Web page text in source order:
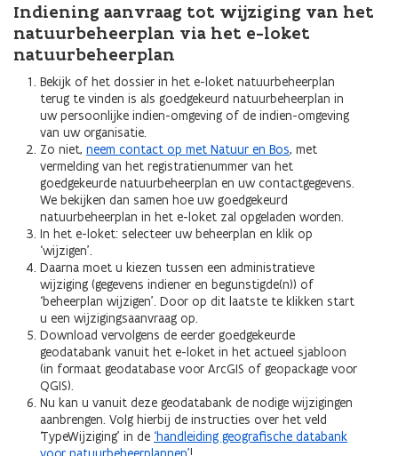
Indiening aanvraag tot wijziging van het
natuurbeheerplan via het e-loket
natuurbeheerplan
Bekijk of het dossier in het e-loket natuurbeheerplan
terug te vinden is als goedgekeurd natuurbeheerplan in
uw persoonlijke indien-omgeving of de indien-omgeving
van uw organisatie.
Zo niet, neem contact op met Natuur en Bos, met
vermelding van het registratienummer van het
goedgekeurde natuurbeheerplan en uw contactgegevens.
We bekijken dan samen hoe uw goedgekeurd
natuurbeheerplan in het e-loket zal opgeladen worden.
In het e-loket: selecteer uw beheerplan en klik op
‘wijzigen’.
Daarna moet u kiezen tussen een administratieve
wijziging (gegevens indiener en begunstigde(n)) of
‘beheerplan wijzigen’. Door op dit laatste te klikken start
u een wijzigingsaanvraag op.
Download vervolgens de eerder goedgekeurde
geodatabank vanuit het e-loket in het actueel sjabloon
(in formaat geodatabase voor ArcGIS of geopackage voor
QGIS).
Nu kan u vanuit deze geodatabank de nodige wijzigingen
aanbrengen. Volg hierbij de instructies over het veld
‘TypeWijziging’ in de ‘handleiding geografische databank